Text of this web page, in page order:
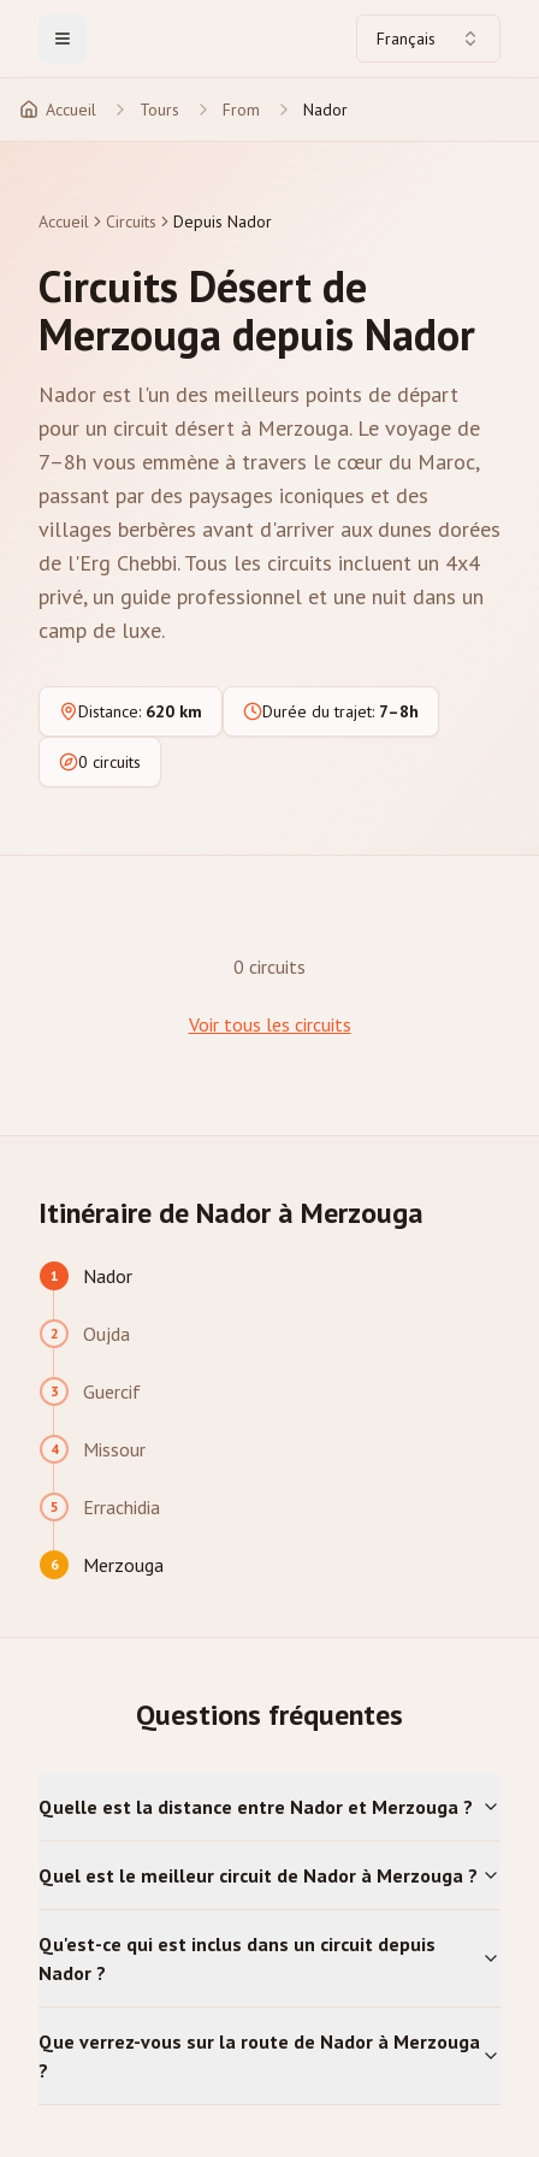
Toggle Menu Français
Accueil Tours From Nador
Accueil Circuits Depuis Nador
Circuits Désert de
Merzouga depuis Nador
Nador est l'un des meilleurs points de départ
pour un circuit désert à Merzouga. Le voyage de
7–8h vous emmène à travers le cœur du Maroc,
passant par des paysages iconiques et des
villages berbères avant d'arriver aux dunes dorées
de l'Erg Chebbi. Tous les circuits incluent un 4x4
privé, un guide professionnel et une nuit dans un
camp de luxe.
Distance: 620 km Durée du trajet: 7–8h
0 circuits
0 circuits
Voir tous les circuits
Itinéraire de Nador à Merzouga
1 Nador
2 Oujda
3 Guercif
4 Missour
5 Errachidia
6 Merzouga
Questions fréquentes
Quelle est la distance entre Nador et Merzouga ?
Quel est le meilleur circuit de Nador à Merzouga ?
Qu'est-ce qui est inclus dans un circuit depuis
Nador ?
Que verrez-vous sur la route de Nador à Merzouga
?